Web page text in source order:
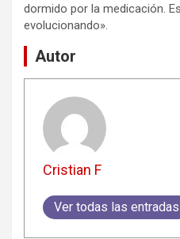
dormido por la medicación.
evolucionando».
Autor
Cristian F
Ver todas las entradas